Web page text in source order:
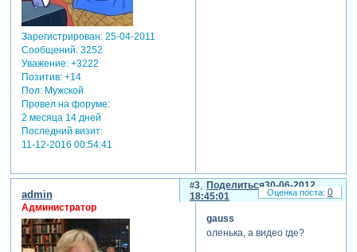
Зарегистрирован: 25-04-2011
Сообщений:3252
Уважение: +3222
Позитив: +14
Пол:Мужской
Провел на форуме:
2 месяца 14 дней
Последний визит:
11-12-2016 00:54:41
Поделиться
3
30-06-2012
18:45:01
admin
Администратор
gauss
оленька, а видео где?
0